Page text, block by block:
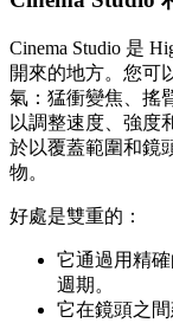
Cinema Studio 是
開來的地方。您可
氣：猛衝變焦、搖
以調整速度、強度
於以覆蓋範圍和鏡
物。
好處是雙重的：
它通過用精
週期。
它在鏡頭之